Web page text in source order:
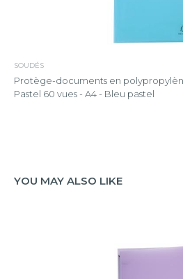
SOUDÉS
Protège-documents en
Pastel 60 vues - A4 - Bleu pastel
YOU MAY ALSO LIKE